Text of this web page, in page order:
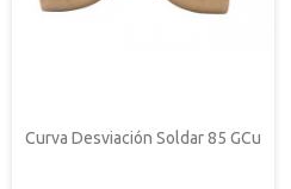
Curva Desviación Soldar 85 GCu